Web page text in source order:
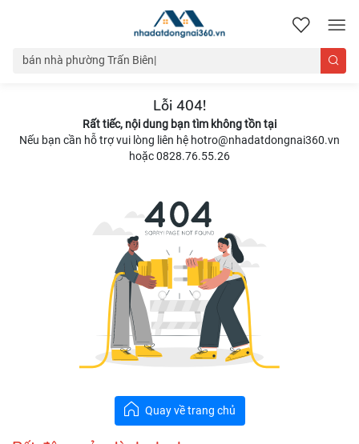
nhadatdongnai360.vn
Lỗi 404!
Rất tiếc, nội dung bạn tìm không tồn tại
Nếu bạn cần hỗ trợ vui lòng liên hệ hotro@nhadatdongnai360.vn
hoặc 0828.76.55.26
Quay về trang chủ